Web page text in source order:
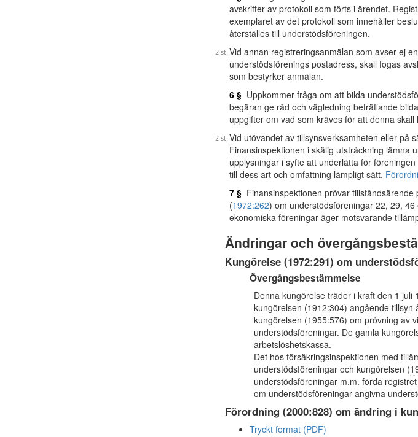
avskrifter av protokoll som förts i ärendet.
exemplaret av det protokoll som innehåller
återställes till understödsföreningen.
Vid annan registreringsanmälan som avser ej
understödsförenings postadress, skall fogas
som bestyrker anmälan.
6 § Uppkommer fråga om att bilda
begäran ge råd och vägledning beträffande
uppgifter om vad som kräves för att denna skall
Vid utövandet av tillsynsverksamheten eller på
Finansinspektionen i skälig utsträckning lämna
upplysningar i syfte att underlätta för
till dess art och omfattning lämpligt sätt.
7 § Finansinspektionen prövar
(1972:262) om understödsföreningar 22, 29, 46
ekonomiska föreningar äger motsvarande
Ändringar och
Kungörelse (1972:291) om
Övergångsbestämmelse
Denna kungörelse träder i kraft den 1
kungörelsen (1912:304) angående
kungörelsen (1955:576) om prövning av
understödsföreningar. De gamla
arbetslöshetskassa.
Det hos försäkringsinspektionen med
understödsföreningar och kungörelsen (
understödsföreningar m.m. förda
om understödsföreningar angivna
Förordning (2000:828) om ändring i
Tryckt format (PDF)